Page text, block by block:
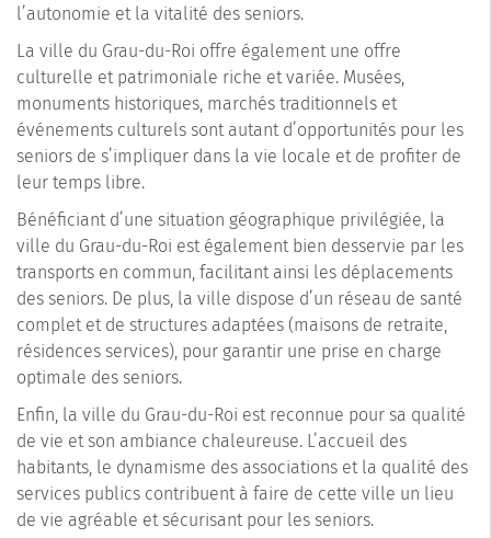
l’autonomie et la vitalité des seniors.
La ville du Grau-du-Roi offre également une offre
culturelle et patrimoniale riche et variée. Musées,
monuments historiques, marchés traditionnels et
événements culturels sont autant d’opportunités pour les
seniors de s’impliquer dans la vie locale et de profiter de
leur temps libre.
Bénéficiant d’une situation géographique privilégiée, la
ville du Grau-du-Roi est également bien desservie par les
transports en commun, facilitant ainsi les déplacements
des seniors. De plus, la ville dispose d’un réseau de santé
complet et de structures adaptées (maisons de retraite,
résidences services), pour garantir une prise en charge
optimale des seniors.
Enfin, la ville du Grau-du-Roi est reconnue pour sa qualité
de vie et son ambiance chaleureuse. L’accueil des
habitants, le dynamisme des associations et la qualité des
services publics contribuent à faire de cette ville un lieu
de vie agréable et sécurisant pour les seniors.